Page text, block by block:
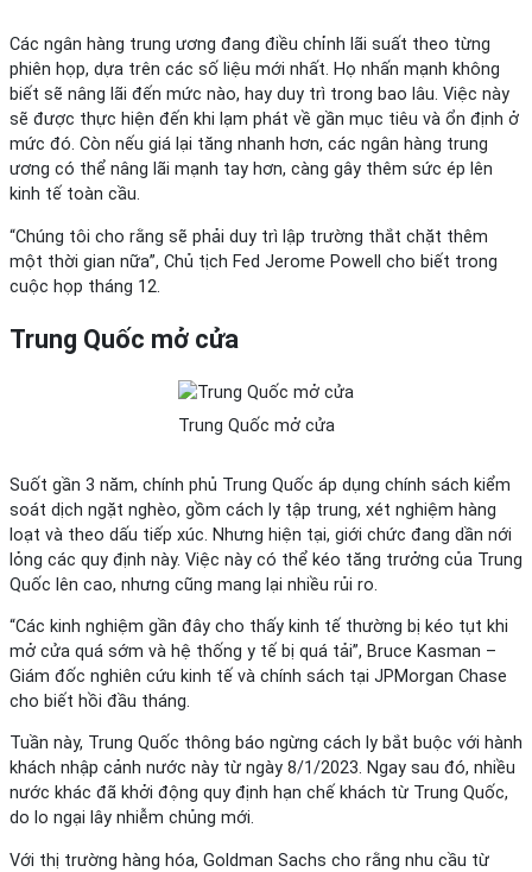
Các ngân hàng trung ương đang điều chỉnh lãi suất theo từng
phiên họp, dựa trên các số liệu mới nhất. Họ nhấn mạnh không
biết sẽ nâng lãi đến mức nào, hay duy trì trong bao lâu. Việc này
sẽ được thực hiện đến khi lạm phát về gần mục tiêu và ổn định ở
mức đó. Còn nếu giá lại tăng nhanh hơn, các ngân hàng trung
ương có thể nâng lãi mạnh tay hơn, càng gây thêm sức ép lên
kinh tế toàn cầu.
“Chúng tôi cho rằng sẽ phải duy trì lập trường thắt chặt thêm
một thời gian nữa”, Chủ tịch Fed Jerome Powell cho biết trong
cuộc họp tháng 12.
Trung Quốc mở cửa
Trung Quốc mở cửa
Suốt gần 3 năm, chính phủ Trung Quốc áp dụng chính sách kiểm
soát dịch ngặt nghèo, gồm cách ly tập trung, xét nghiệm hàng
loạt và theo dấu tiếp xúc. Nhưng hiện tại, giới chức đang dần nới
lỏng các quy định này. Việc này có thể kéo tăng trưởng của Trung
Quốc lên cao, nhưng cũng mang lại nhiều rủi ro.
“Các kinh nghiệm gần đây cho thấy kinh tế thường bị kéo tụt khi
mở cửa quá sớm và hệ thống y tế bị quá tải”, Bruce Kasman –
Giám đốc nghiên cứu kinh tế và chính sách tại JPMorgan Chase
cho biết hồi đầu tháng.
Tuần này, Trung Quốc thông báo ngừng cách ly bắt buộc với hành
khách nhập cảnh nước này từ ngày 8/1/2023. Ngay sau đó, nhiều
nước khác đã khởi động quy định hạn chế khách từ Trung Quốc,
do lo ngại lây nhiễm chủng mới.
Với thị trường hàng hóa, Goldman Sachs cho rằng nhu cầu từ